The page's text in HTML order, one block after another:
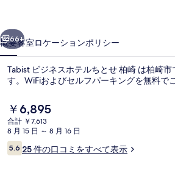
ル
ち
と
柏
崎
の
次へ
66+
概要客室ロケーションポリシー
Tabist ビジネスホテルちとせ 柏崎 は柏崎
す。WiFiおよびセルフパーキングを無料で
現
在
の
料
金
￥6,895
合計 ￥7,613
8 月 15 日 ～ 8 月 16 日
口
コ
5.610段階中5.6
25 件の口コミをすべて表示